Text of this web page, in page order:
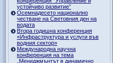
устойчиво развитие”
Осемнадесето национално
честване на Световния ден на
водата
Втора годишна конференция
«Инфраструктура и услуги във
водния сектор»
Международна научна
конференция на тема
„Мениджмънтът в динамично